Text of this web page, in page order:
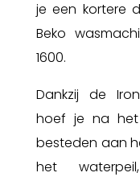
je een kortere
Beko
1600.
Dankzij de
hoef je na
besteden aan
het